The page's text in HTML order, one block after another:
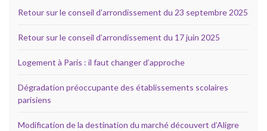
Retour sur le conseil d’arrondissement du 23 septembre 2025
Retour sur le conseil d’arrondissement du 17 juin 2025
Logement à Paris : il faut changer d’approche
Dégradation préoccupante des établissements scolaires
parisiens
Modification de la destination du marché découvert d’Aligre